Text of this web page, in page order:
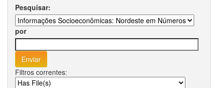
Pesquisar:
por
Filtros correntes: